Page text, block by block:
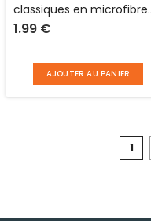
classiques en microfibre
de couleurs différentes 32
1.99 €
AJOUTER AU PANIER
1